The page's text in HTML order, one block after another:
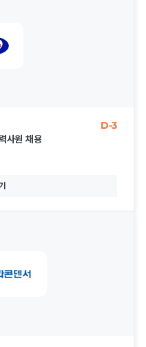
D-3
사원 채용